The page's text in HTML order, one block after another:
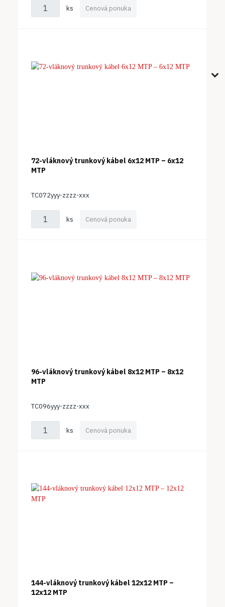
ks Cenová ponuka
72-vláknový trunkový kábel 6x12 MTP – 6x12
MTP
TC072yyy-zzzz-xxx
ks Cenová ponuka
96-vláknový trunkový kábel 8x12 MTP – 8x12
MTP
TC096yyy-zzzz-xxx
ks Cenová ponuka
144-vláknový trunkový kábel 12x12 MTP –
12x12 MTP